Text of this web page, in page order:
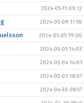
2024-05-11 09:12
2024-05-09 17:50
2024-05-05 19:00
2024-05-05 14:03
2024-05-04 14:01
2024-05-03 18:07
2024-04-30 08:57